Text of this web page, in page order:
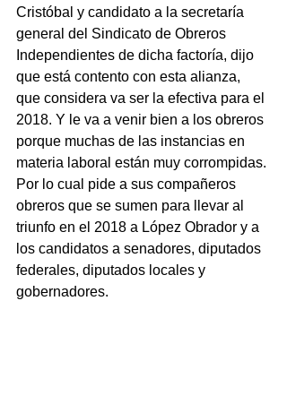
Cristóbal y candidato a la secretaría
general del Sindicato de Obreros
Independientes de dicha factoría, dijo
que está contento con esta alianza,
que considera va ser la efectiva para el
2018. Y le va a venir bien a los obreros
porque muchas de las instancias en
materia laboral están muy corrompidas.
Por lo cual pide a sus compañeros
obreros que se sumen para llevar al
triunfo en el 2018 a López Obrador y a
los candidatos a senadores, diputados
federales, diputados locales y
gobernadores.